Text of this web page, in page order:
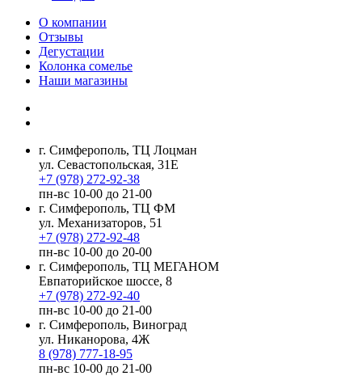
О компании
Отзывы
Дегустации
Колонка сомелье
Наши магазины
г. Симферополь, ТЦ Лоцман
ул. Севастопольская, 31Е
+7 (978) 272-92-38
пн-вс 10-00 до 21-00
г. Симферополь, ТЦ ФМ
ул. Механизаторов, 51
+7 (978) 272-92-48
пн-вс 10-00 до 20-00
г. Симферополь, ТЦ МЕГАНОМ
Евпаторийское шоссе, 8
+7 (978) 272-92-40
пн-вс 10-00 до 21-00
г. Симферополь, Виноград
ул. Никанорова, 4Ж
8 (978) 777-18-95
пн-вс 10-00 до 21-00